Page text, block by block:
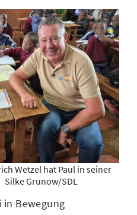
Wetzel hat Paul in seiner
Silke Grunow/SDL
in Bewegung